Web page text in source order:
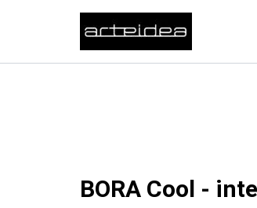
BORA Cool -